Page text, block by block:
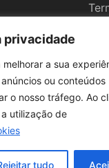
privacidade
a sua
ou conteúdos
o nosso tráfego. Ao
a utilização de
tudo